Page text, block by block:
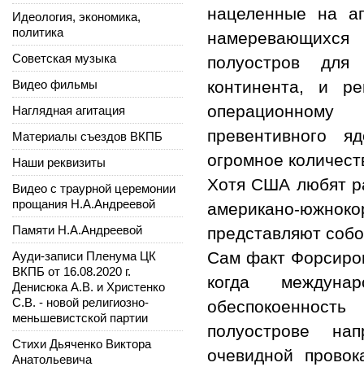
нацеленные на
намеревающихся
полуостров
континента, и
превентивного
огромное
Хотя США любят
американо-
представляют
Сам факт
когда
полуострове
очевидной
Идеология, экономика,
политика
Советская музыка
Видео фильмы
Наглядная агитация
Материалы съездов ВКПБ
Наши реквизиты
Видео с траурной церемонии
прощания Н.А.Андреевой
Памяти Н.А.Андреевой
Ауди-записи Пленума ЦК
ВКПБ от 16.08.2020 г.
Денисюка А.В. и Христенко
С.В. - новой религиозно-
меньшевистской партии
Стихи Дьяченко Виктора
Анатольевича